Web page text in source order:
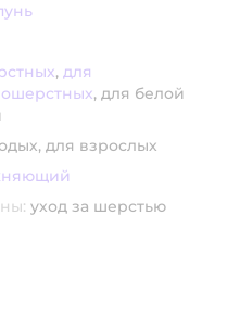
, для
, для белой
для взрослых
уход за шерстью